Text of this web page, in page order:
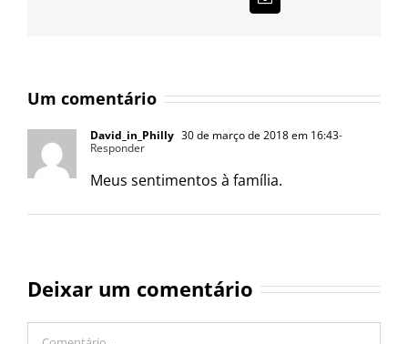
mail
Um comentário
David_in_Philly 30 de março de 2018 em 16:43-
Responder
Meus sentimentos à família.
Deixar um comentário